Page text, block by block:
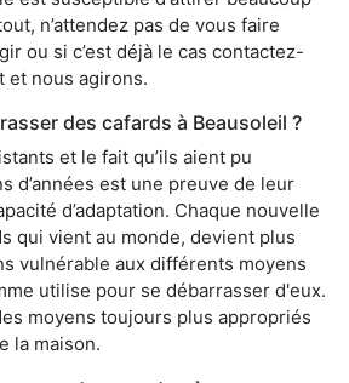
n’attendez pas de vous faire
ou si c’est déjà le cas contactez-
et nous agirons.
des cafards à Beausoleil ?
et le fait qu’ils aient pu
d’années est une preuve de leur
d’adaptation. Chaque nouvelle
qui vient au monde, devient plus
vulnérable aux différents moyens
utilise pour se débarrasser d'eux.
moyens toujours plus appropriés
la maison.